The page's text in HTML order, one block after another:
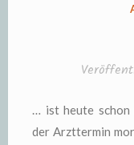
… ist heute schon
der Arzttermin